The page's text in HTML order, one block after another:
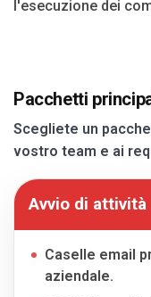
l'esecuzione dei
Pacchetti
Scegliete un
vostro team e ai
Avvio di attività
Caselle email
aziendale.